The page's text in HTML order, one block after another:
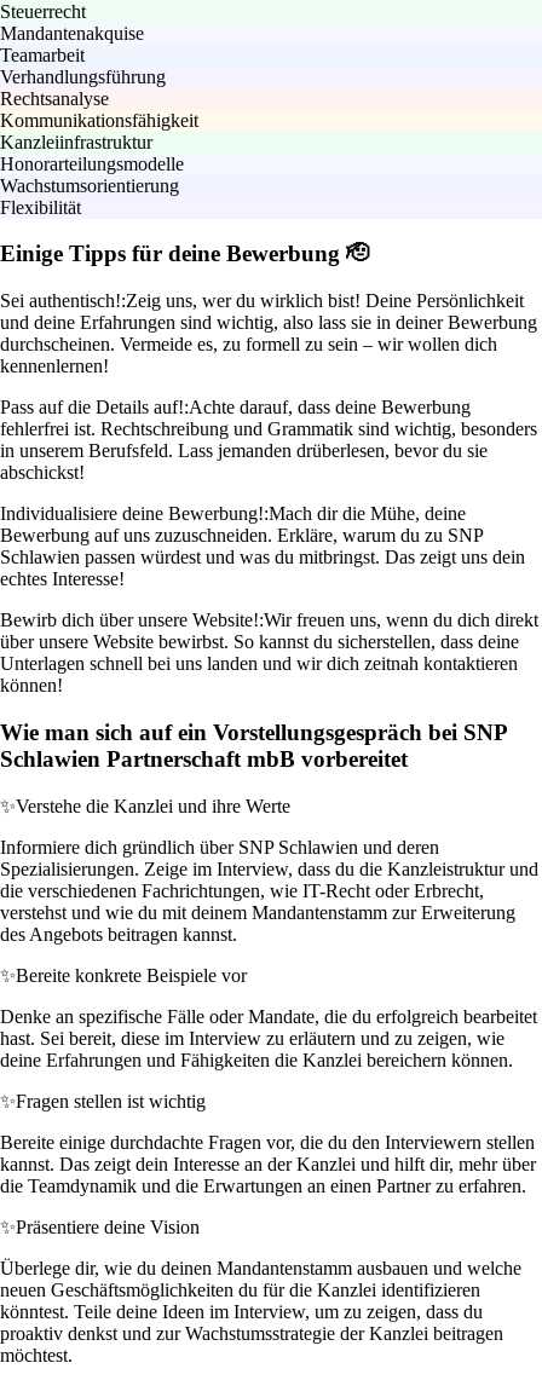
Steuerrecht
Mandantenakquise
Teamarbeit
Verhandlungsführung
Rechtsanalyse
Kommunikationsfähigkeit
Kanzleiinfrastruktur
Honorarteilungsmodelle
Wachstumsorientierung
Flexibilität
Einige Tipps für deine Bewerbung 🫡
Sei authentisch!:Zeig uns, wer du wirklich bist! Deine Persönlichkeit
und deine Erfahrungen sind wichtig, also lass sie in deiner Bewerbung
durchscheinen. Vermeide es, zu formell zu sein – wir wollen dich
kennenlernen!
Pass auf die Details auf!:Achte darauf, dass deine Bewerbung
fehlerfrei ist. Rechtschreibung und Grammatik sind wichtig, besonders
in unserem Berufsfeld. Lass jemanden drüberlesen, bevor du sie
abschickst!
Individualisiere deine Bewerbung!:Mach dir die Mühe, deine
Bewerbung auf uns zuzuschneiden. Erkläre, warum du zu SNP
Schlawien passen würdest und was du mitbringst. Das zeigt uns dein
echtes Interesse!
Bewirb dich über unsere Website!:Wir freuen uns, wenn du dich direkt
über unsere Website bewirbst. So kannst du sicherstellen, dass deine
Unterlagen schnell bei uns landen und wir dich zeitnah kontaktieren
können!
Wie man sich auf ein Vorstellungsgespräch bei SNP
Schlawien Partnerschaft mbB vorbereitet
✨Verstehe die Kanzlei und ihre Werte
Informiere dich gründlich über SNP Schlawien und deren
Spezialisierungen. Zeige im Interview, dass du die Kanzleistruktur und
die verschiedenen Fachrichtungen, wie IT-Recht oder Erbrecht,
verstehst und wie du mit deinem Mandantenstamm zur Erweiterung
des Angebots beitragen kannst.
✨Bereite konkrete Beispiele vor
Denke an spezifische Fälle oder Mandate, die du erfolgreich bearbeitet
hast. Sei bereit, diese im Interview zu erläutern und zu zeigen, wie
deine Erfahrungen und Fähigkeiten die Kanzlei bereichern können.
✨Fragen stellen ist wichtig
Bereite einige durchdachte Fragen vor, die du den Interviewern stellen
kannst. Das zeigt dein Interesse an der Kanzlei und hilft dir, mehr über
die Teamdynamik und die Erwartungen an einen Partner zu erfahren.
✨Präsentiere deine Vision
Überlege dir, wie du deinen Mandantenstamm ausbauen und welche
neuen Geschäftsmöglichkeiten du für die Kanzlei identifizieren
könntest. Teile deine Ideen im Interview, um zu zeigen, dass du
proaktiv denkst und zur Wachstumsstrategie der Kanzlei beitragen
möchtest.